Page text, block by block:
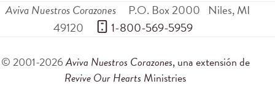
Aviva Nuestros Corazones P.O. Box 2000 Niles,MI
49120
1-800-569-5959
© 2001-2026Aviva Nuestros Corazones, una extensión de
Revive Our Hearts Ministries